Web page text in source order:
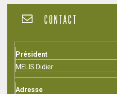
CONTACT
Président
MELIS Didier
Adresse